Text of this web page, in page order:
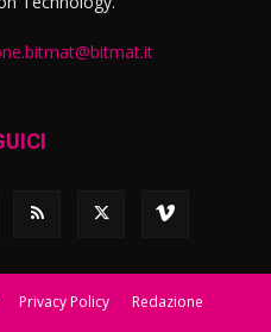
Privacy Policy Redazione